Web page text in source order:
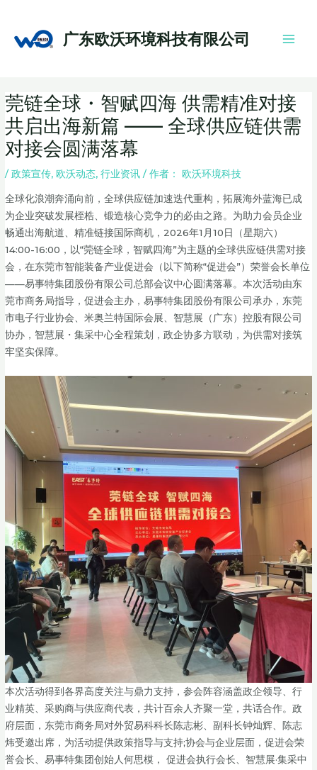
广东欧沃环境科技有限公司
莞链全球・智赋四海 供需精准对接
共启出海新篇 —— 全球供应链供需
对接会圆满落幕
/政策宣传,欧沃动态,行业资讯 / 作者： 欧沃环境科技
全球化浪潮奔涌向前，全球供应链加速迭代重构，拓展海外蓝海已成
为企业突破发展桎梏、锻造核心竞争力的必由之路。为助力会员企业
畅通出海航道、精准链接国际商机，2026年1月10日（星期六）
14:00-16:00，以“莞链全球，智赋四海”为主题的全球供应链供需对接
会，在东莞市智能装备产业促进会（以下简称“促进会”）荣誉会长单位
——易事特集团股份有限公司总部会议中心圆满落幕。本次活动由东
莞市商务局指导，促进会主办，易事特集团股份有限公司承办，东莞
市电子行业协会、米奥兰特国际会展、智慧展（广东）控股有限公司
协办，智慧展・集采中心全程策划，政企协多方联动，为供需对接筑
牢坚实保障。
本次活动得到各界高度关注与鼎力支持，参会阵容涵盖政企领导、行
业精英、采购商与供应商代表，共计百余人齐聚一堂，共话合作。政
府层面，东莞市商务局对外贸易科科长陈志彬、副科长钟灿辉、陈志
炜受邀出席，为活动提供政策指导与支持;协会与企业层面，促进会荣
誉会长、易事特集团创始人何思模， 促进会执行会长、智慧展·集采中
navigation